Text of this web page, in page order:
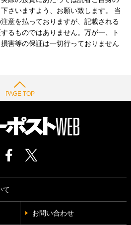
さいますよう、お願い致します。 当
意を払っておりますが、記載される
るものではありません。万が一、ト
害等の保証は一切行っておりません
PAGE TOP
て
お問い合わせ